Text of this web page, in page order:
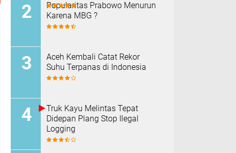
Popularitas Prabowo Menurun
Karena MBG ?
Aceh Kembali Catat Rekor
Suhu Terpanas di Indonesia
Truk Kayu Melintas Tepat
Didepan Plang Stop Ilegal
Logging